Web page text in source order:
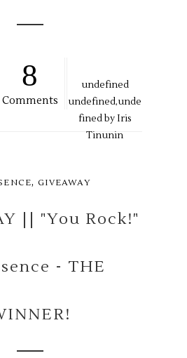
8
Comments
undefined
undefined,unde
fined byIris
Tinunin
, GIVEAWAY
|| "You Rock!"
- THE